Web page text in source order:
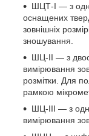
ШЦТ-I — з
оснащених
зовнішніх
зношування.
ШЦ-II — з
вимірювання
розмітки. Для
рамкою
ШЦ-III — з
вимірювання